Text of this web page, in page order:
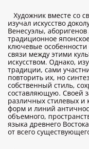
Художник вместе со
изучал искусство
Венесуэлы,
традиционное
ключевые особенности
связи между этими
искусством. Однако,
традиции, сами
повторить их, но
собственный стиль,
составляющую. Своей
различных стилевых
форм и линий
объемного,
языка древнего
от всего